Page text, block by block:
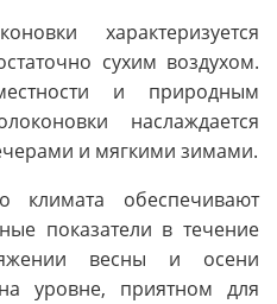
характеризуется
сухим воздухом.
и природным
наслаждается
и мягкими зимами.
климата обеспечивают
показатели в течение
весны и осени
уровне, приятном для